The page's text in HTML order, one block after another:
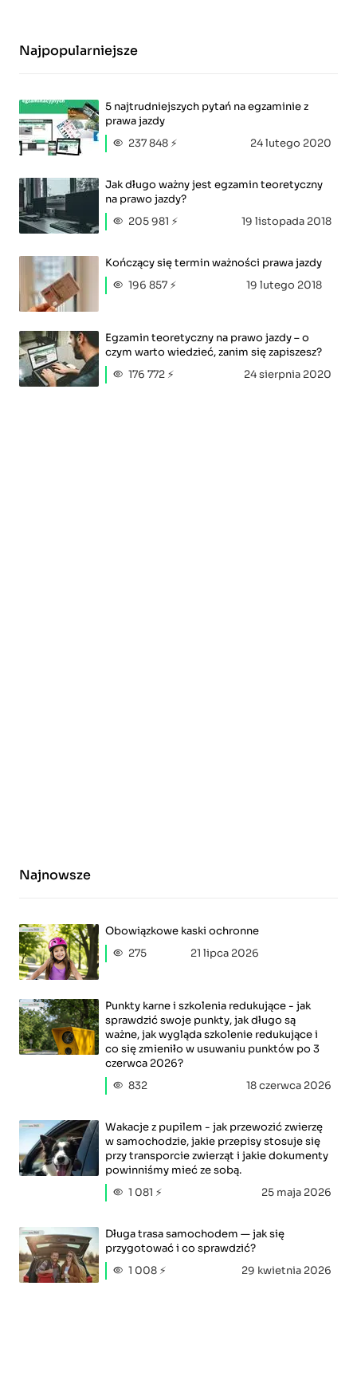
Najpopularniejsze
5 najtrudniejszych pytań na egzaminie z
prawa jazdy
237 848 ⚡
24 lutego 2020
Jak długo ważny jest egzamin teoretyczny
na prawo jazdy?
205 981 ⚡
19 listopada 2018
Kończący się termin ważności prawa jazdy
196 857 ⚡
19 lutego 2018
Egzamin teoretyczny na prawo jazdy – o
czym warto wiedzieć, zanim się zapiszesz?
176 772 ⚡
24 sierpnia 2020
Najnowsze
Obowiązkowe kaski ochronne
275
21 lipca 2026
Punkty karne i szkolenia redukujące - jak
sprawdzić swoje punkty, jak długo są
ważne, jak wygląda szkolenie redukujące i
co się zmieniło w usuwaniu punktów po 3
czerwca 2026?
832
18 czerwca 2026
Wakacje z pupilem - jak przewozić zwierzę
w samochodzie, jakie przepisy stosuje się
przy transporcie zwierząt i jakie dokumenty
powinniśmy mieć ze sobą.
1 081 ⚡
25 maja 2026
Długa trasa samochodem — jak się
przygotować i co sprawdzić?
1 008 ⚡
29 kwietnia 2026